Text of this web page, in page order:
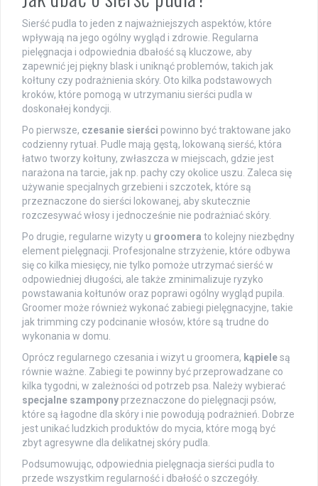
Sierść pudla to jeden z najważniejszych aspektów, które
wpływają na jego ogólny wygląd i zdrowie. Regularna
pielęgnacja i odpowiednia dbałość są kluczowe, aby
zapewnić jej piękny blask i uniknąć problemów, takich jak
kołtuny czy podrażnienia skóry. Oto kilka podstawowych
kroków, które pomogą w utrzymaniu sierści pudla w
doskonałej kondycji.
Po pierwsze, czesanie sierści powinno być traktowane jako
codzienny rytuał. Pudle mają gęstą, lokowaną sierść, która
łatwo tworzy kołtuny, zwłaszcza w miejscach, gdzie jest
narażona na tarcie, jak np. pachy czy okolice uszu. Zaleca się
używanie specjalnych grzebieni i szczotek, które są
przeznaczone do sierści lokowanej, aby skutecznie
rozczesywać włosy i jednocześnie nie podrażniać skóry.
Po drugie, regularne wizyty u groomera to kolejny niezbędny
element pielęgnacji. Profesjonalne strzyżenie, które odbywa
się co kilka miesięcy, nie tylko pomoże utrzymać sierść w
odpowiedniej długości, ale także zminimalizuje ryzyko
powstawania kołtunów oraz poprawi ogólny wygląd pupila.
Groomer może również wykonać zabiegi pielęgnacyjne, takie
jak trimming czy podcinanie włosów, które są trudne do
wykonania w domu.
Oprócz regularnego czesania i wizyt u groomera, kąpielesą
równie ważne. Zabiegi te powinny być przeprowadzane co
kilka tygodni, w zależności od potrzeb psa. Należy wybierać
specjalne szampony przeznaczone do pielęgnacji psów,
które są łagodne dla skóry i nie powodują podrażnień. Dobrze
jest unikać ludzkich produktów do mycia, które mogą być
zbyt agresywne dla delikatnej skóry pudla.
Podsumowując, odpowiednia pielęgnacja sierści pudla to
przede wszystkim regularność i dbałość o szczegóły.